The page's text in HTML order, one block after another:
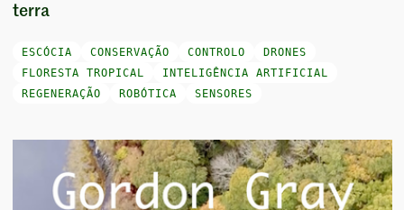
terra
ESCÓCIA CONSERVAÇÃO CONTROLO
DRONES
FLORESTA TROPICAL
INTELIGÊNCIA ARTIFICIAL
REGENERAÇÃO
ROBÓTICA SENSORES